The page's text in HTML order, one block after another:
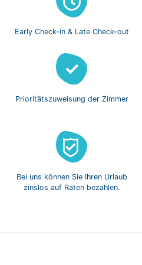
Early Check-in & Late Check-out
Prioritätszuweisung der Zimmer
Bei uns können Sie Ihren Urlaub
zinslos auf Raten bezahlen.